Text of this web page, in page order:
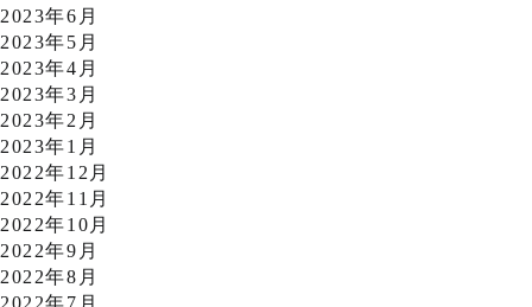
2023年6月
2023年5月
2023年4月
2023年3月
2023年2月
2023年1月
2022年12月
2022年11月
2022年10月
2022年9月
2022年8月